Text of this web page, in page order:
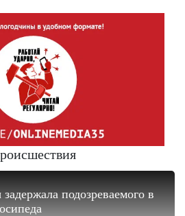
подозреваемого в